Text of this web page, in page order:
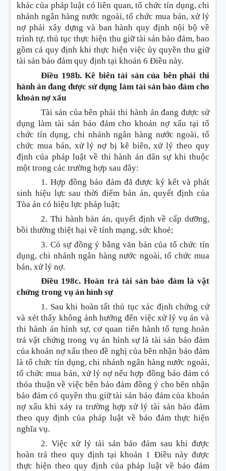
khác của pháp luật có liên quan, tổ chức tín dụng, chi
nhánh ngân hàng nước ngoài, tổ chức mua bán, xử lý
nợ phải xây dựng và ban hành quy định nội bộ về
trình tự, thủ tục thực hiện thu giữ tài sản bảo đảm, bao
gồm cả quy định khi thực hiện việc ủy quyền thu giữ
tài sản bảo đảm quy định tại khoản 6 Điều này.
Điều 198b. Kê biên tài sản của bên phải thi
hành án đang được sử dụng làm tài sản bảo đảm cho
khoản nợ xấu
Tài sản của bên phải thi hành án đang được sử
dụng làm tài sản bảo đảm cho khoản nợ xấu tại tổ
chức tín dụng, chi nhánh ngân hàng nước ngoài, tổ
chức mua bán, xử lý nợ bị kê biên, xử lý theo quy
định của pháp luật về thi hành án dân sự khi thuộc
một trong các trường hợp sau đây:
1. Hợp đồng bảo đảm đã được ký kết và phát
sinh hiệu lực sau thời điểm bản án, quyết định của
Tòa án có hiệu lực pháp luật;
2. Thi hành bản án, quyết định về cấp dưỡng,
bồi thường thiệt hại về tính mạng, sức khoẻ;
3. Có sự đồng ý bằng văn bản của tổ chức tín
dụng, chi nhánh ngân hàng nước ngoài, tổ chức mua
bán, xử lý nợ.
Điều 198c. Hoàn trả tài sản bảo đảm là vật
chứng trong vụ án hình sự
1. Sau khi hoàn tất thủ tục xác định chứng cứ
và xét thấy không ảnh hưởng đến việc xử lý vụ án và
thi hành án hình sự, cơ quan tiến hành tố tụng hoàn
trả vật chứng trong vụ án hình sự là tài sản bảo đảm
của khoản nợ xấu theo đề nghị của bên nhận bảo đảm
là tổ chức tín dụng, chi nhánh ngân hàng nước ngoài,
tổ chức mua bán, xử lý nợ nếuhợp đồng bảo đảm có
thỏa thuận về việc bên bảo đảm đồng ý cho bên nhận
bảo đảm có quyền thu giữ tài sản bảo đảm của khoản
nợ xấu khi xảy ra trường hợp xử lý tài sản bảo đảm
theo quy định của pháp luật về bảo đảm thực hiện
nghĩa vụ.
2. Việc xử lý tài sản bảo đảm sau khi được
hoàn trả theo quy định tại khoản 1 Điều này được
thực hiện theo quy định của pháp luật về bảo đảm